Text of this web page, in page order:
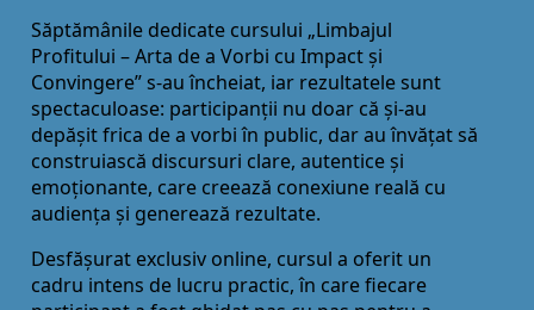
Săptămânile dedicate cursului „Limbajul
Profitului – Arta de a Vorbi cu Impact și
Convingere” s-au încheiat, iar rezultatele sunt
spectaculoase: participanții nu doar că și-au
depășit frica de a vorbi în public, dar au învățat să
construiască discursuri clare, autentice și
emoționante, care creează conexiune reală cu
audiența și generează rezultate.
Desfășurat exclusiv online, cursul a oferit un
cadru intens de lucru practic, în care fiecare